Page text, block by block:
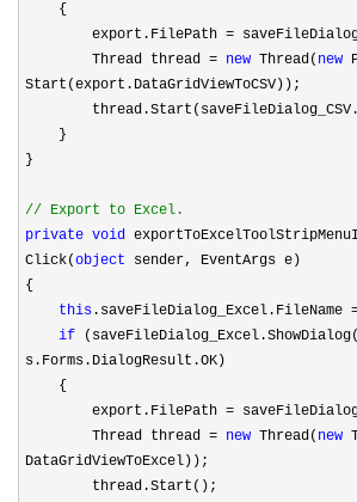
{
export.FilePath =
Thread thread = new Thread( new
Start(export.DataGridViewToCSV));
}
}
// Export to Excel.
private void
Click(object sender, EventArgs e)
{
this .saveFileDialog_Excel.FileName
if
s.Forms.DialogResult.OK)
{
export.FilePath =
Thread thread = new Thread( new
DataGridViewToExcel));
thread.Start();